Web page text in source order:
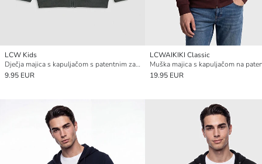
LCW Kids
Dječja majica s kapuljačom s patentnim zatvaračem
9.95 EUR
LCWAIKIKI Classic
19.95 EUR